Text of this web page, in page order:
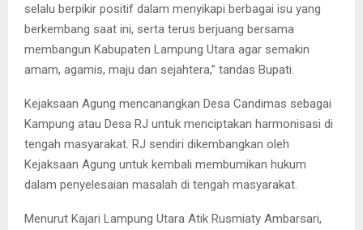
selalu berpikir positif dalam menyikapi berbagai isu yang
berkembang saat ini, serta terus berjuang bersama
membangun Kabupaten Lampung Utara agar semakin
amam, agamis, maju dan sejahtera,” tandas Bupati.
Kejaksaan Agung mencanangkan Desa Candimas sebagai
Kampung atau Desa RJ untuk menciptakan harmonisasi di
tengah masyarakat. RJ sendiri dikembangkan oleh
Kejaksaan Agung untuk kembali membumikan hukum
dalam penyelesaian masalah di tengah masyarakat.
Menurut Kajari Lampung Utara Atik Rusmiaty Ambarsari,